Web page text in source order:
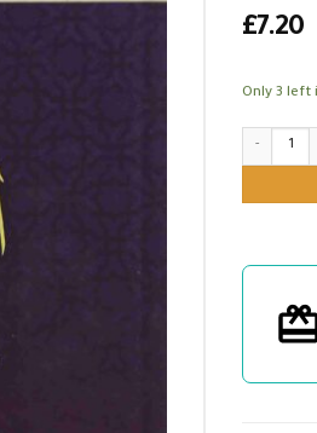
£7.20
Only 3 left